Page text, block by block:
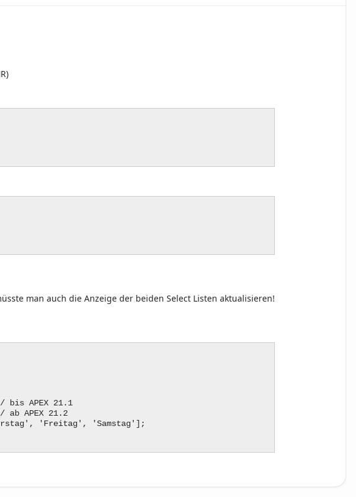
man auch die Anzeige der beiden Select Listen aktualisieren!
APEX 21.1
APEX 21.2
'Freitag', 'Samstag'];